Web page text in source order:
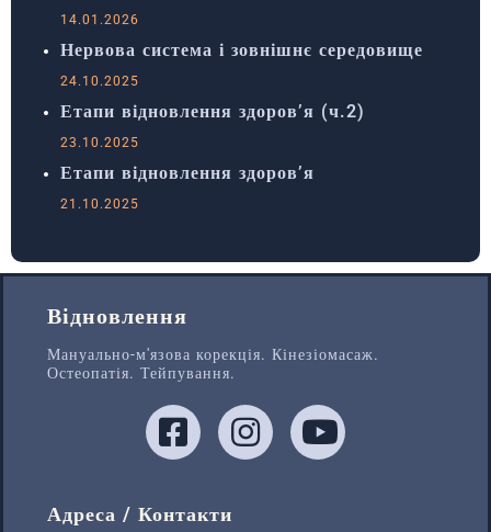
14.01.2026
Нервова система і зовнішнє середовище
24.10.2025
Етапи відновлення здоров’я (ч.2)
23.10.2025
Етапи відновлення здоров’я
21.10.2025
Відновлення
Мануально-м'язова корекція. Кінезіомасаж.
Остеопатія. Тейпування.
Адреса / Контакти